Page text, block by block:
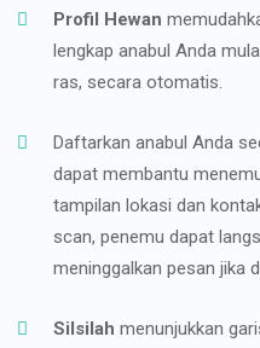
Profil Hewan
lengkap anabul Anda
ras, secara otomatis.
Daftarkan anabul Anda
dapat membantu
tampilan lokasi dan
scan, penemu dapat
meninggalkan pesan jika
Silsilah menunjukkan